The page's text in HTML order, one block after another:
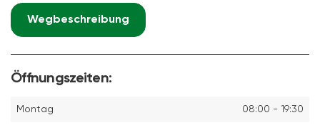
Wegbeschreibung
Öffnungszeiten:
Montag 08:00 - 19:30